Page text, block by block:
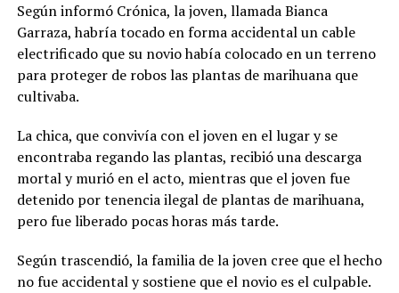
Según informó Crónica, la joven, llamada Bianca
Garraza, habría tocado en forma accidental un cable
electrificado que su novio había colocado en un terreno
para proteger de robos las plantas de marihuana que
cultivaba.
La chica, que convivía con el joven en el lugar y se
encontraba regando las plantas, recibió una descarga
mortal y murió en el acto, mientras que el joven fue
detenido por tenencia ilegal de plantas de marihuana,
pero fue liberado pocas horas más tarde.
Según trascendió, la familia de la joven cree que el hecho
no fue accidental y sostiene que el novio es el culpable.